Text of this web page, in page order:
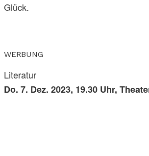
Glück.
WERBUNG
Literatur
Do. 7. Dez. 2023, 19.30 Uhr,